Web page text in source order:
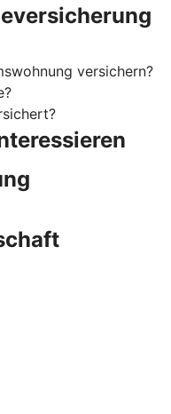
versichern?